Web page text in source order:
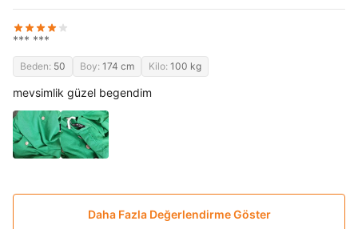
*** ***
Beden: 50 Boy: 174 cm Kilo: 100 kg
mevsimlik güzel begendim
Daha Fazla Değerlendirme Göster